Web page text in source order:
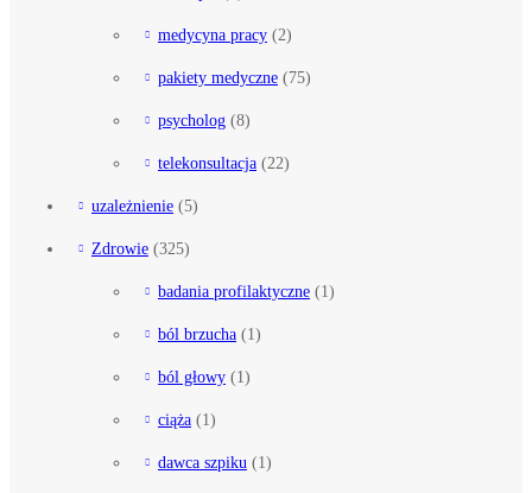
medycyna pracy (2)
pakiety medyczne (75)
psycholog (8)
telekonsultacja (22)
uzależnienie (5)
Zdrowie (325)
badania profilaktyczne (1)
ból brzucha (1)
ból głowy (1)
ciąża (1)
dawca szpiku (1)